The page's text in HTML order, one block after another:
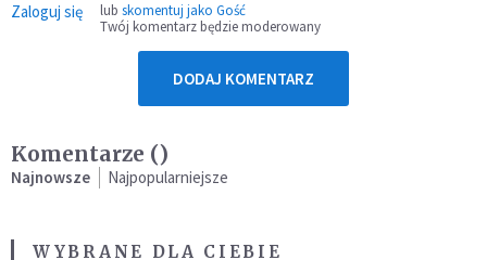
Zaloguj się lub skomentuj jako Gość
Twój komentarz będzie moderowany
DODAJ KOMENTARZ
Komentarze ()
Najnowsze Najpopularniejsze
WYBRANE DLA CIEBIE